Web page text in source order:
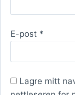
E-post *
Lagre mitt